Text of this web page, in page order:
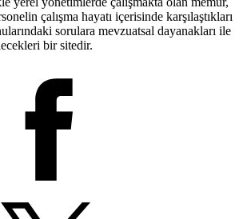
çalışma hayatı içerisinde karşılaştıkları
sorulara mevzuatsal dayanakları ile
bir sitedir.